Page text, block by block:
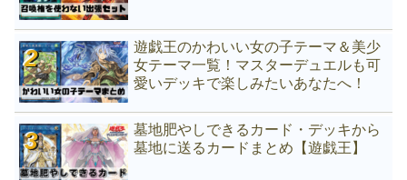
遊戯王のかわいい女の子テーマ＆美少
女テーマ一覧！マスターデュエルも可
愛いデッキで楽しみたいあなたへ！
墓地肥やしできるカード・デッキから
墓地に送るカードまとめ【遊戯王】